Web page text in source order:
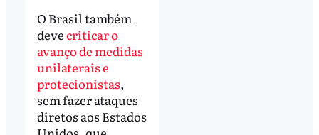
O Brasil também
devecriticar o
avanço de medidas
unilaterais e
protecionistas,
sem fazer ataques
diretos aos Estados